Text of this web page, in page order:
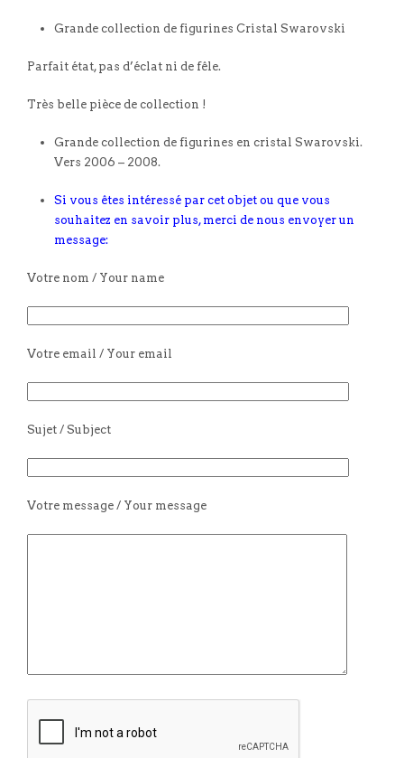
Grande collection de figurines Cristal Swarovski
Parfait état, pas d’éclat ni de fêle.
Très belle pièce de collection !
Grande collection de figurines en cristal Swarovski.
Vers 2006 – 2008.
Si vous êtes intéressé par cet objet ou que vous
souhaitez en savoir plus, merci de nous envoyer un
message:
Votre nom / Your name
Votre email / Your email
Sujet / Subject
Votre message / Your message